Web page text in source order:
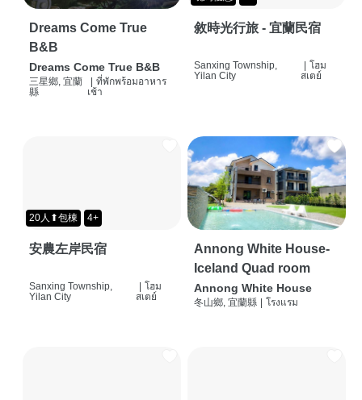
Dreams Come True
B&B
Dreams Come True B&B
三星鄉, 宜蘭
縣
| ที่พักพร้อมอาหาร
เช้า
敘時光行旅 - 宜蘭民宿
Sanxing Township,
Yilan City
| โฮม
สเตย์
20人⬆包棟 4+
安農左岸民宿
Sanxing Township,
Yilan City
| โฮม
สเตย์
Annong White House-
Iceland Quad room
Annong White House
冬山鄉, 宜蘭縣 | โรงแรม